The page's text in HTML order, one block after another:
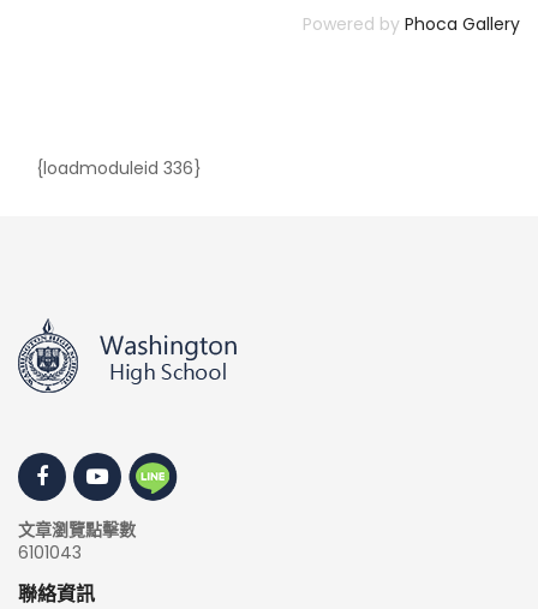
Powered by Phoca Gallery
{loadmoduleid 336}
文章瀏覽點擊數
6101043
聯絡資訊